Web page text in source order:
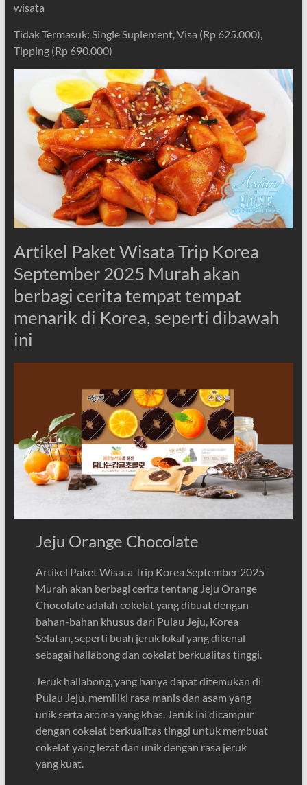
wisata
Tidak Termasuk: Single Suplement, Visa (Rp 625.000),
Tipping (Rp 690.000)
Artikel Paket Wisata Trip Korea
September 2025 Murah akan
berbagi cerita tempat tempat
menarik di Korea, seperti dibawah
ini
Jeju Orange Chocolate
Artikel Paket Wisata Trip Korea September 2025
Murah akan berbagi cerita tentang Jeju Orange
Chocolate adalah cokelat yang dibuat dengan
bahan-bahan khusus dari Pulau Jeju, Korea
Selatan, seperti buah jeruk lokal yang dikenal
sebagai hallabong dan cokelat berkualitas tinggi.
Jeruk hallabong, yang hanya dapat ditemukan di
Pulau Jeju, memiliki rasa manis dan asam yang
unik serta aroma yang khas. Jeruk ini dicampur
dengan cokelat berkualitas tinggi untuk membuat
cokelat yang lezat dan unik dengan rasa jeruk
yang kuat.